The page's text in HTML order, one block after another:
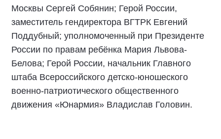
Москвы Сергей Собянин; Герой России,
заместитель гендиректора ВГТРК Евгений
Поддубный; уполномоченный при Президенте
России по правам ребёнка Мария Львова-
Белова; Герой России, начальник Главного
штаба Всероссийского детско-юношеского
военно-патриотического общественного
движения «Юнармия» Владислав Головин.